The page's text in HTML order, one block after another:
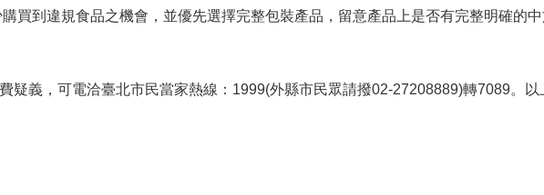
買到違規食品之機會，並優先選擇完整包裝產品，留意產品上是否有完整明確的
義，可電洽臺北市民當家熱線：1999(外縣市民眾請撥02-27208889)轉7089。以